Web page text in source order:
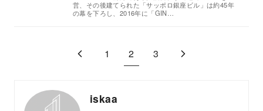
営、その後建てられた「サッポロ銀座ビル」は約45年
の幕を下ろし、2016年に「GIN…
1 2 3
iskaa